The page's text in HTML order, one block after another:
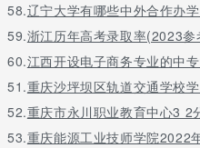
58.辽宁大学有哪些中外合作办
59.浙江历年高考录取率(2023参
60.江西开设电子商务专业的中
51.重庆沙坪坝区轨道交通学校
52.重庆市永川职业教育中心3 2
53.重庆能源工业技师学院2022